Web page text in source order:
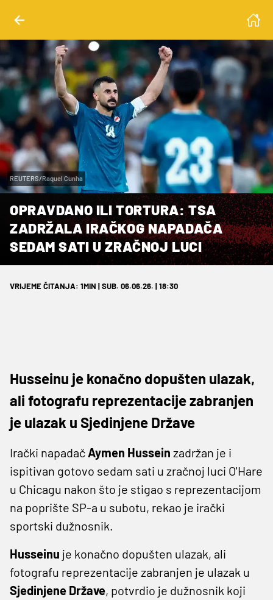
REUTERS/Raquel Cunha
OPRAVDANO ILI TORTURA: TSA
ZADRŽALA IRAČKOG NAPADAČA
SEDAM SATI U ZRAČNOJ LUCI
VRIJEME ČITANJA: 1MIN | SUB. 06.06.26. | 18:30
Husseinu je konačno dopušten ulazak,
ali fotografu reprezentacije zabranjen
je ulazak u Sjedinjene Države
Irački napadač Aymen Hussein zadržan je i
ispitivan gotovo sedam sati u zračnoj luci O'Hare
u Chicagu nakon što je stigao s reprezentacijom
na poprište SP-a u subotu, rekao je irački
sportski dužnosnik.
Husseinu je konačno dopušten ulazak, ali
fotografu reprezentacije zabranjen je ulazak u
Sjedinjene Države, potvrdio je dužnosnik koji